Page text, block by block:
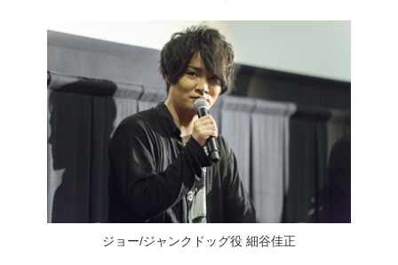
ジョー/ジャンクドッグ役 細谷佳正